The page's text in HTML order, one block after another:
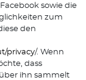
sowie die
zum
den
privacy/. Wenn
dass
ihn sammelt